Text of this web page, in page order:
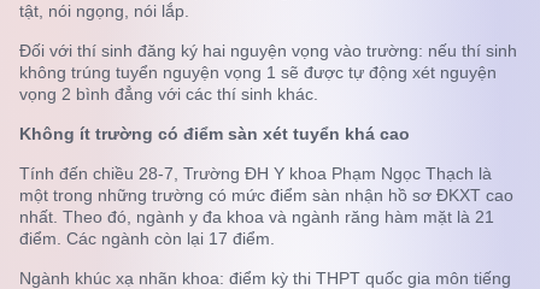
tật, nói ngọng, nói lắp.
Đối với thí sinh đăng ký hai nguyện vọng vào trường: nếu thí sinh
không trúng tuyển nguyện vọng 1 sẽ được tự động xét nguyện
vọng 2 bình đẳng với các thí sinh khác.
Không ít trường có điểm sàn xét tuyển khá cao
Tính đến chiều 28-7, Trường ĐH Y khoa Phạm Ngọc Thạch là
một trong những trường có mức điểm sàn nhận hồ sơ ĐKXT cao
nhất. Theo đó, ngành y đa khoa và ngành răng hàm mặt là 21
điểm. Các ngành còn lại 17 điểm.
Ngành khúc xạ nhãn khoa: điểm kỳ thi THPT quốc gia môn tiếng